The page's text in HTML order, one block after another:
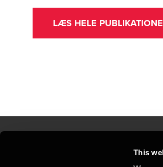
This
LÆS HELE